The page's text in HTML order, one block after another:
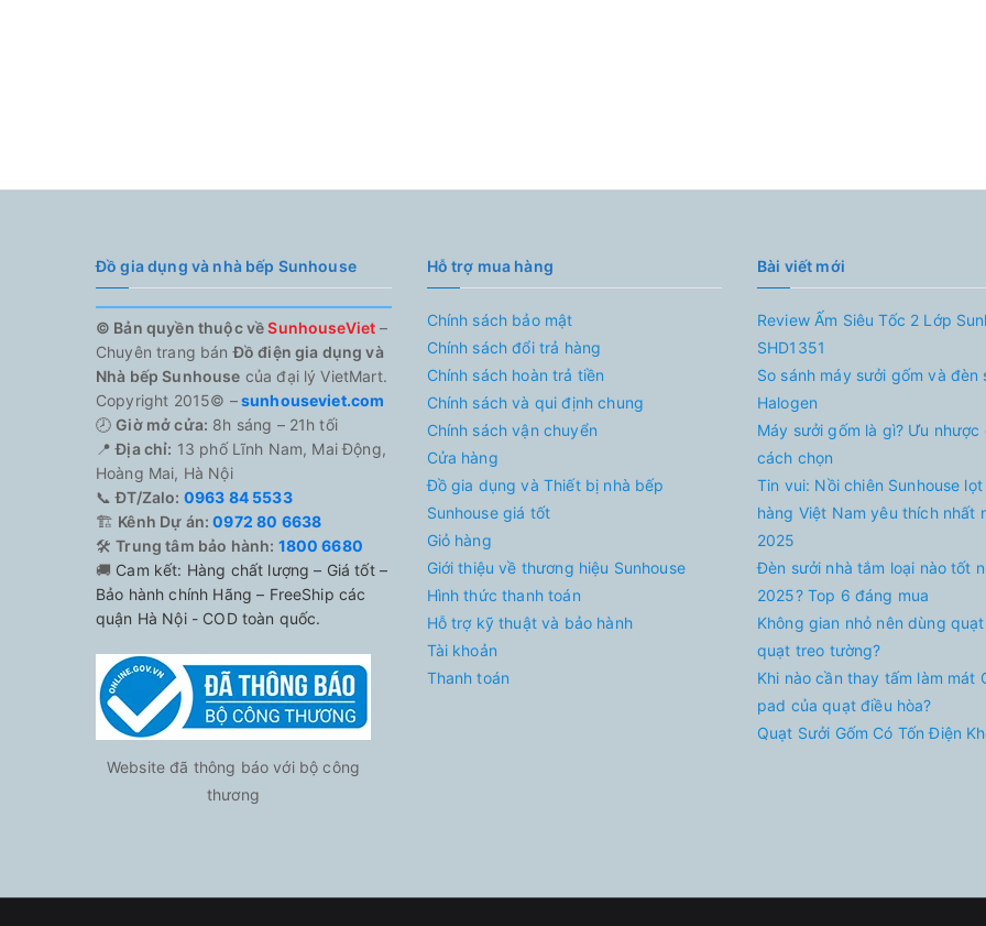
Đồ gia dụng và nhà bếp Sunhouse
© Bản quyền thuộc vềSunhouseViet –
Chuyên trang bánĐồ điện gia dụng và
Nhà bếp Sunhouse của đại lý VietMart.
Copyright 2015© –sunhouseviet.com
🕗Giờ mở cửa: 8h sáng – 21h tối
📍Địa chỉ: 13 phố Lĩnh Nam, Mai Động,
Hoàng Mai, Hà Nội
📞ĐT/Zalo: 0963 84 5533
🏗️ Kênh Dự án: 0972 80 6638
🛠️Trung tâm bảo hành: 1800 6680
🚚 Cam kết: Hàng chất lượng – Giá tốt –
Bảo hành chính Hãng – FreeShip các
quận Hà Nội - COD toàn quốc.
Website đã thông báo với bộ công
thương
Hỗ trợ mua hàng
Chính sách bảo mật
Chính sách đổi trả hàng
Chính sách hoàn trả tiền
Chính sách và qui định chung
Chính sách vận chuyển
Cửa hàng
Đồ gia dụng và Thiết bị nhà bếp
Sunhouse giá tốt
Giỏ hàng
Giới thiệu về thương hiệu Sunhouse
Hình thức thanh toán
Hỗ trợ kỹ thuật và bảo hành
Tài khoản
Thanh toán
Bài viết mới
Review Ấm Siêu Tốc 2 Lớp
SHD1351
So sánh máy sưởi gốm và đèn
Halogen
Máy sưởi gốm là gì? Ưu nhược
cách chọn
Tin vui: Nồi chiên Sunhouse
hàng Việt Nam yêu thích nhất
2025
Đèn sưởi nhà tắm loại nào tốt
2025? Top 6 đáng mua
Không gian nhỏ nên dùng
quạt treo tường?
Khi nào cần thay tấm làm mát
pad của quạt điều hòa?
Quạt Sưởi Gốm Có Tốn Điện